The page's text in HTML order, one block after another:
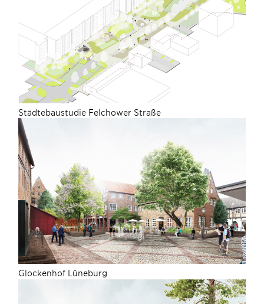
Städtebaustudie Felchower Straße
Glockenhof Lüneburg